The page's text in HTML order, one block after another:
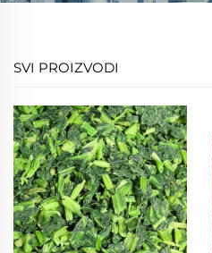
SVI PROIZVODI